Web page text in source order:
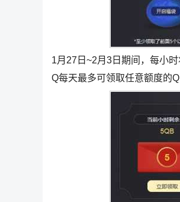
1月27日~2月3日期间，每小
Q每天最多可领取任意额度的Q